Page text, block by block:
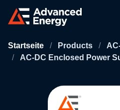
Startseite / Products /
/
AC-DC Enclosed Power